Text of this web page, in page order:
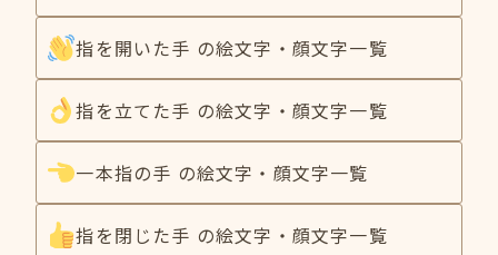
指を開いた手 の絵文字・顔文字一覧
指を立てた手 の絵文字・顔文字一覧
一本指の手 の絵文字・顔文字一覧
指を閉じた手 の絵文字・顔文字一覧